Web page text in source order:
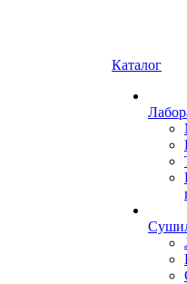
Каталог